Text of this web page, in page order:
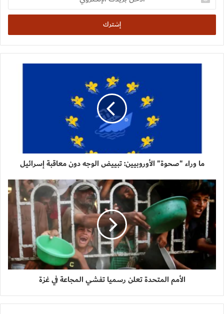
بريدك
الإلكتروني
ما وراء "صحوة" الأوروبيين: تبييض الوجه دون معاقبة إسرائيل
الأمم المتحدة تعلن رسميا تفشي المجاعة في غزة